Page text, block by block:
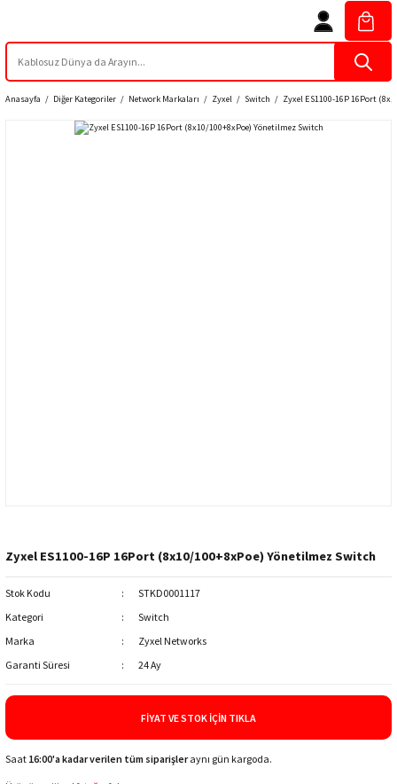
Anasayfa Diğer Kategoriler Network Markaları Zyxel Switch Zyxel ES1100-16P 16Port
Zyxel ES1100-16P 16Port (8x10/100+8xPoe) Yönetilmez Switch
Stok Kodu
STKD0001117
Kategori
Switch
Marka
Zyxel Networks
Garanti Süresi
24 Ay
FIYAT VE STOK İÇIN TIKLA
Saat 16:00'a kadar verilen tüm siparişleraynı gün kargoda.